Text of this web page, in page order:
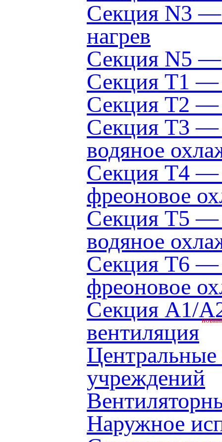
Секция N3 —
нагрев
Секция N5 —
Секция Т1 —
Секция Т2 —
Секция Т3 —
водяное
Секция Т4 —
фреоновое
Секция Т5 —
водяное
Секция Т6 —
фреоновое
Секция A1/
вентиляция
учреждений
Наружное